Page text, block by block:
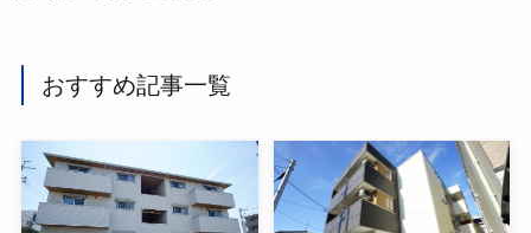
おすすめ記事一覧